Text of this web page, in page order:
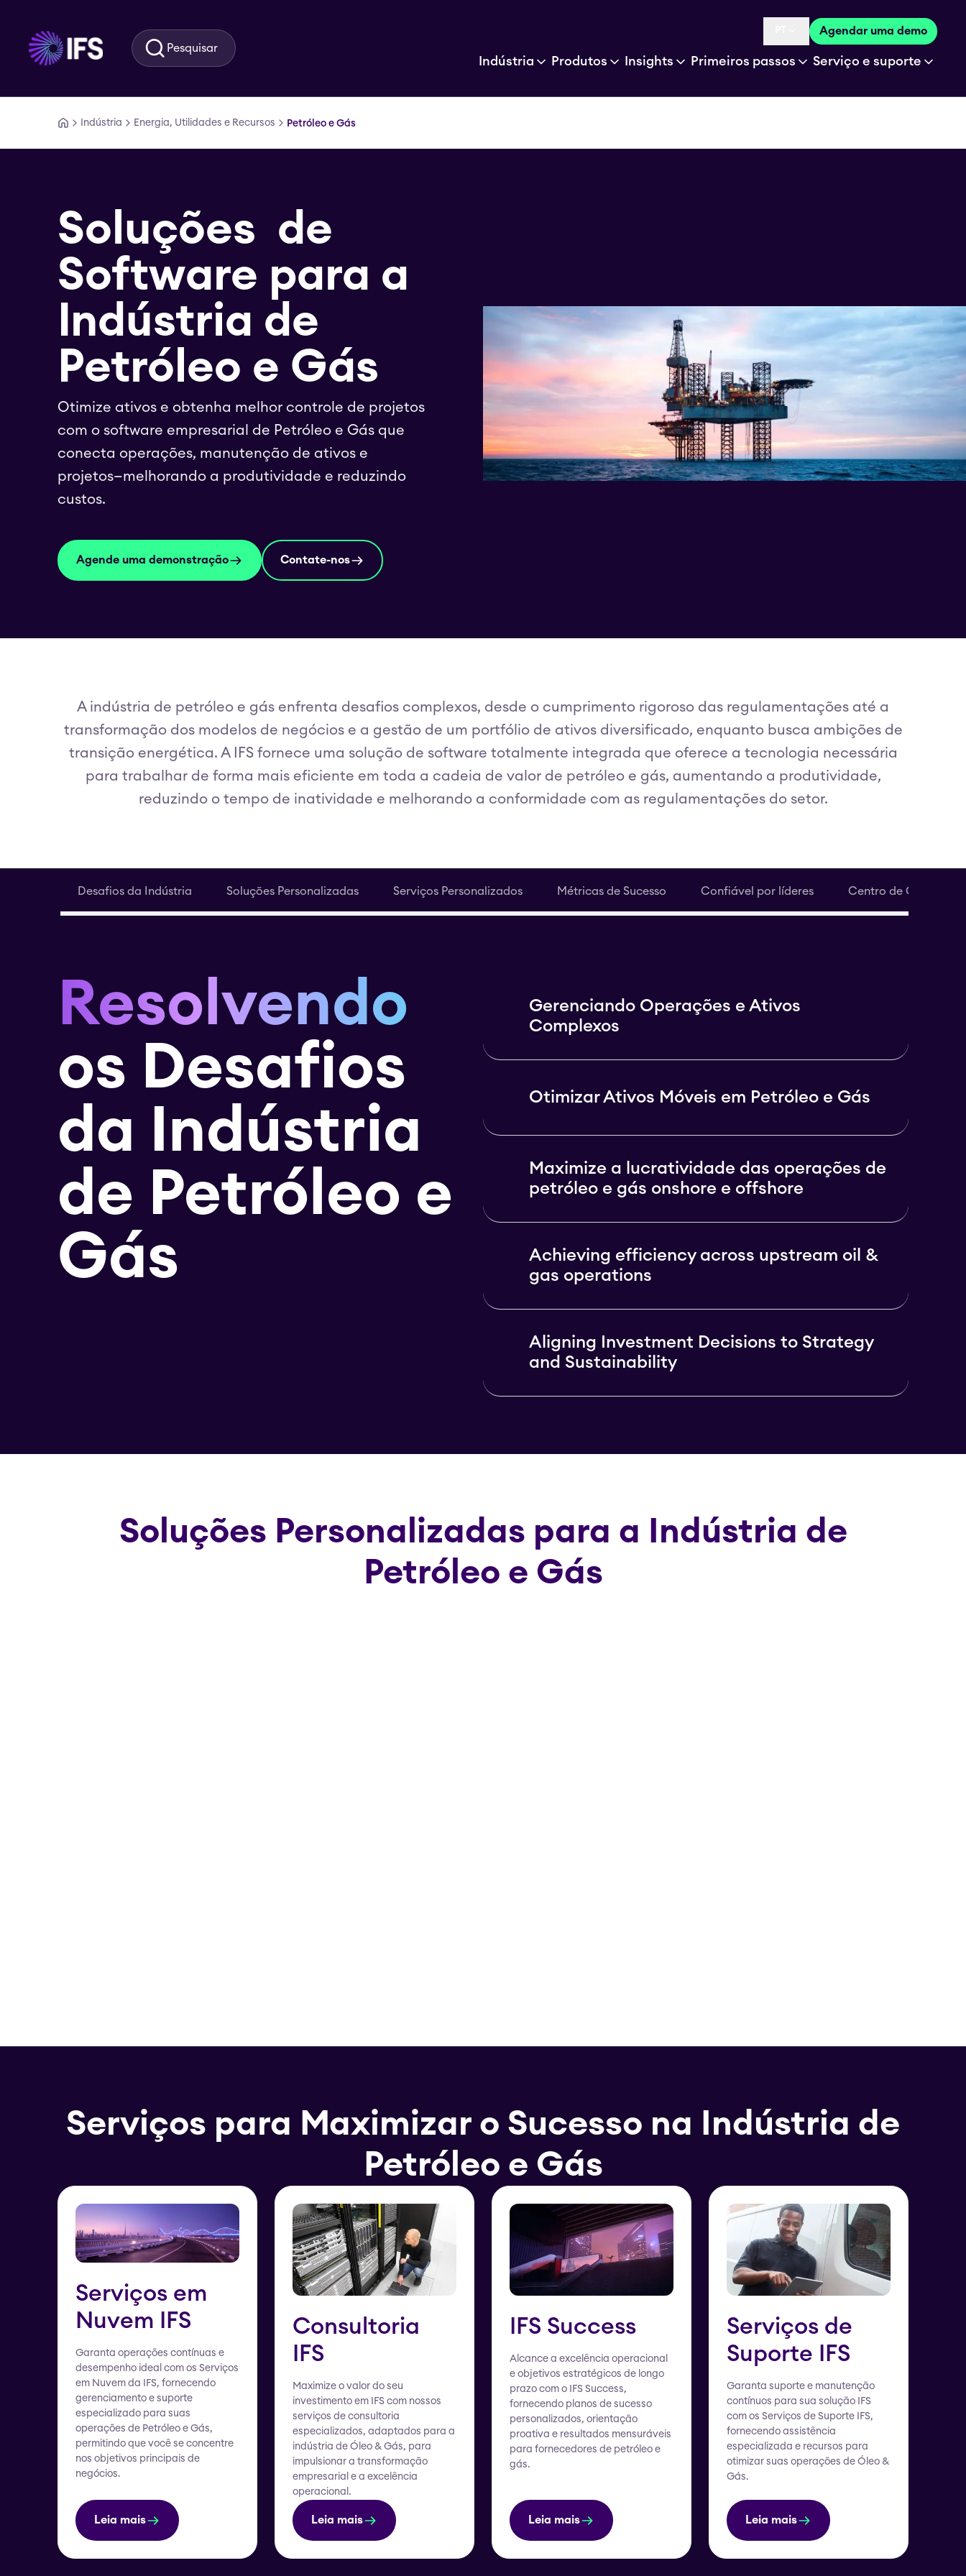
Ir para o conteúdo principal
Pesquisar
Language selected is
Agendar uma demo
Indústria Produtos Insights Primeiros passos Serviço e suporte
Indústria Energia, Utilidades e Recursos Petróleo e Gás
Soluções de
Software para a
Indústria de
Petróleo e Gás
Otimize ativos e obtenha melhor controle de projetos
com o software empresarial de Petróleo e Gás que
conecta operações, manutenção de ativos e
projetos—melhorando a produtividade e reduzindo
custos.
Agende uma demonstração Contate-nos
A indústria de petróleo e gás enfrenta desafios complexos, desde o cumprimento rigoroso das regulamentações até a
transformação dos modelos de negócios e a gestão de um portfólio de ativos diversificado, enquanto busca ambições de
transição energética. A IFS fornece uma solução de software totalmente integrada que oferece a tecnologia necessária
para trabalhar de forma mais eficiente em toda a cadeia de valor de petróleo e gás, aumentando a produtividade,
reduzindo o tempo de inatividade e melhorando a conformidade com as regulamentações do setor.
Desafios da Indústria Soluções Personalizadas Serviços Personalizados Métricas de Sucesso Confiável por líderes Centro de
Resolvendo
os Desafios
da Indústria
de Petróleo e
Gás
Gerenciando Operações e Ativos
Complexos
Otimizar Ativos Móveis em Petróleo e Gás
Maximize a lucratividade das operações de
petróleo e gás onshore e offshore
Achieving efficiency across upstream oil &
gas operations
Aligning Investment Decisions to Strategy
and Sustainability
Soluções Personalizadas para a Indústria de
Petróleo e Gás
Serviços para Maximizar o Sucesso na Indústria de
Petróleo e Gás
Serviços em
Nuvem IFS
Garanta operações contínuas e
desempenho ideal com os Serviços
em Nuvem da IFS, fornecendo
gerenciamento e suporte
especializado para suas
operações de Petróleo e Gás,
permitindo que você se concentre
nos objetivos principais de
negócios.
Leia mais
Consultoria
IFS
Maximize o valor do seu
investimento em IFS com nossos
serviços de consultoria
especializados, adaptados para a
indústria de Óleo & Gás, para
impulsionar a transformação
empresarial e a excelência
operacional.
Leia mais
IFS Success
Alcance a excelência operacional
e objetivos estratégicos de longo
prazo com o IFS Success,
fornecendo planos de sucesso
personalizados, orientação
proativa e resultados mensuráveis
para fornecedores de petróleo e
gás.
Leia mais
Serviços de
Suporte IFS
Garanta suporte e manutenção
contínuos para sua solução IFS
com os Serviços de Suporte IFS,
fornecendo assistência
especializada e recursos para
otimizar suas operações de Óleo &
Gás.
Leia mais